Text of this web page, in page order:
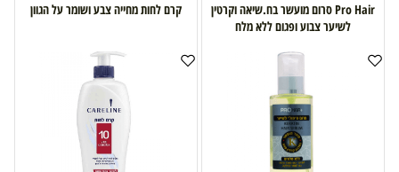
Pro Hair סרום מועשר בח.שיאה וקרטין
לשיער צבוע ופגום ללא מלח
קרם לחות מחייה צבע ושומר על הגוון